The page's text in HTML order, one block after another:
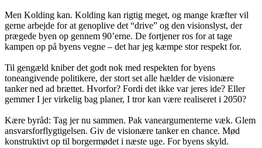
Men Kolding kan. Kolding kan rigtig meget, og mange kræfter vil
gerne arbejde for at genoplive det “drive” og den visionslyst, der
prægede byen op gennem 90’erne. De fortjener ros for at tage
kampen op på byens vegne – det har jeg kæmpe stor respekt for.
Til gengæld kniber det godt nok med respekten for byens
toneangivende politikere, der stort set alle hælder de visionære
tanker ned ad brættet. Hvorfor? Fordi det ikke var jeres ide? Eller
gemmer I jer virkelig bag planer, I tror kan være realiseret i 2050?
Kære byråd: Tag jer nu sammen. Pak vaneargumenterne væk. Glem
ansvarsforflygtigelsen. Giv de visionære tanker en chance. Mød
konstruktivt op til borgermødet i næste uge. For byens skyld.